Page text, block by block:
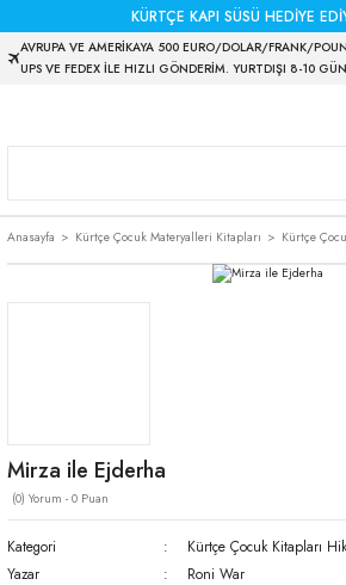
KÜRTÇE KAPI SÜSÜ HEDİYE
AVRUPA VE AMERİKAYA 500 EURO/DOLAR/FRANK/
UPS VE FEDEX İLE HIZLI GÖNDERİM. YURTDIŞI 8-10
Anasayfa Kürtçe Çocuk Materyalleri Kitapları Kürtçe
Mirza ile Ejderha
(0) Yorum - 0 Puan
Kategori
Kürtçe Çocuk Kitapları
Yazar
Roni War